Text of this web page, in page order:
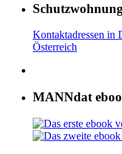
Kontaktadressen in
Österreich
MANNdat